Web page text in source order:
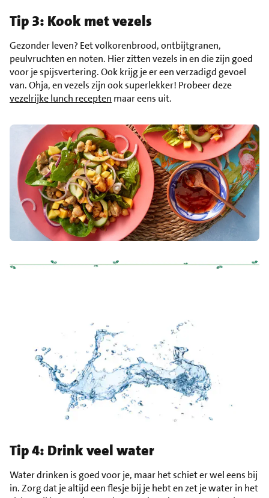
Tip 3: Kook met vezels
Gezonder leven? Eet volkorenbrood, ontbijtgranen,
peulvruchten en noten. Hier zitten vezels in en die zijn goed
voor je spijsvertering. Ook krijg je er een verzadigd gevoel
van. Ohja, en vezels zijn ook superlekker! Probeer deze
vezelrijke lunch recepten maar eens uit.
Tip 4: Drink veel water
Water drinken is goed voor je, maar het schiet er wel eens bij
in. Zorg dat je altijd een flesje bij je hebt en zet je water in het